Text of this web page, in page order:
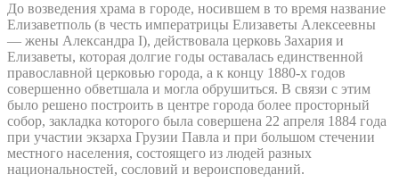
До возведения храма в городе, носившем в то время название
Елизаветполь (в честь императрицы Елизаветы Алексеевны
— жены Александра I), действовала церковь Захария и
Елизаветы, которая долгие годы оставалась единственной
православной церковью города, а к концу 1880-х годов
совершенно обветшала и могла обрушиться. В связи с этим
было решено построить в центре города более просторный
собор, закладка которого была совершена 22 апреля 1884 года
при участии экзарха Грузии Павла и при большом стечении
местного населения, состоящего из людей разных
национальностей, сословий и вероисповеданий.